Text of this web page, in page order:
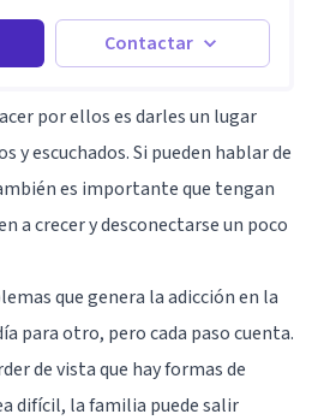
Contactar
por ellos es darles un lugar
y escuchados. Si pueden hablar de
es importante que tengan
a crecer y desconectarse un poco
que genera la adicción en la
para otro, pero cada paso cuenta.
de vista que hay formas de
difícil, la familia puede salir